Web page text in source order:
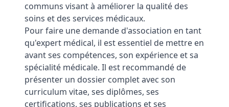
communs visant à améliorer la qualité des
soins et des services médicaux.
Pour faire une demande d'association en tant
qu'expert médical, il est essentiel de mettre en
avant ses compétences, son expérience et sa
spécialité médicale. Il est recommandé de
présenter un dossier complet avec son
curriculum vitae, ses diplômes, ses
certifications, ses publications et ses